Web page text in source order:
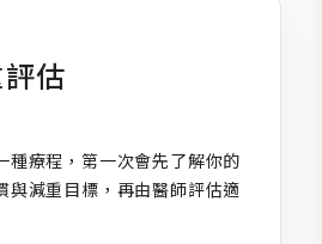
估
種療程，第一次會先了解你的
與減重目標，再由醫師評估適